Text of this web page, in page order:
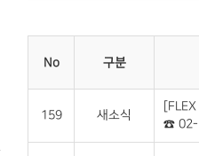
No 구분
159 새소식
☎ 02-